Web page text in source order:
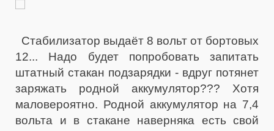
Стабилизатор выдаёт 8 вольт от бортовых
12... Надо будет попробовать запитать
штатный стакан подзарядки - вдруг потянет
заряжать родной аккумулятор??? Хотя
маловероятно. Родной аккумулятор на 7,4
вольта и в стакане наверняка есть свой